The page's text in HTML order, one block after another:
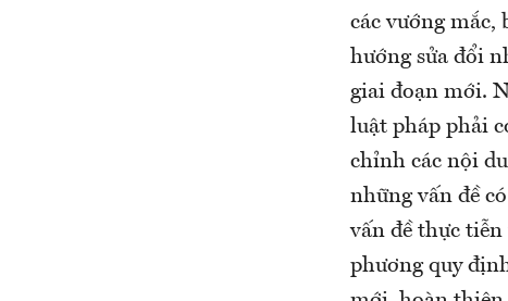
các vướng mắc,
hướng sửa đổi
giai đoạn mới.
luật pháp phải
chỉnh các nội
những vấn đề
vấn đề thực
phương quy